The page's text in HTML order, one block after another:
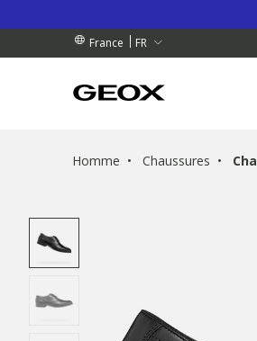
France FR
PROCHE DE CHEZ VOUS.
Homme Chaussures